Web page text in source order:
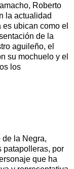
Roberto
la actualidad
ubican como el
de la
aguileño, el
su mochuelo y el
los
de la Negra,
patapolleras, por
que ha